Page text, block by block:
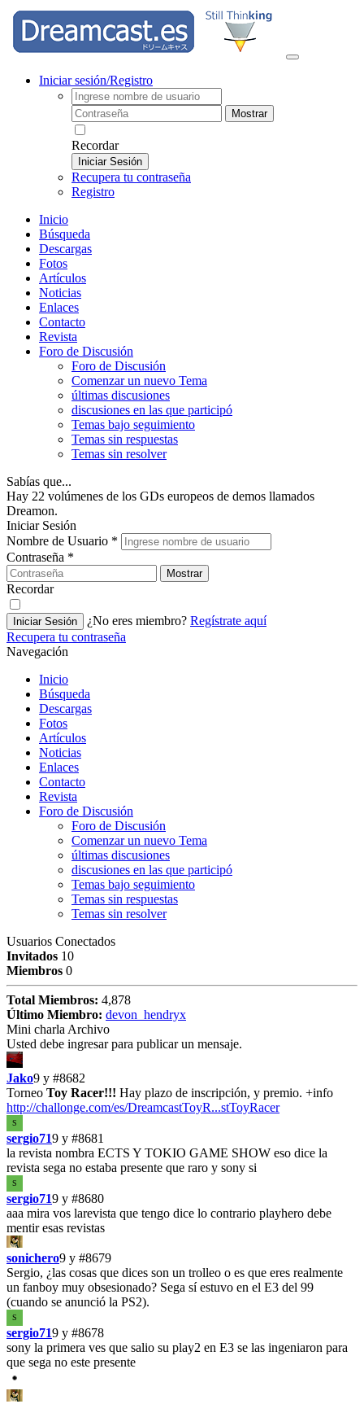
Iniciar sesión/Registro
Mostrar
Recordar
Iniciar Sesión
Recupera tu contraseña
Registro
Inicio
Búsqueda
Descargas
Fotos
Artículos
Noticias
Enlaces
Contacto
Revista
Foro de Discusión
Foro de Discusión
Comenzar un nuevo Tema
últimas discusiones
discusiones en las que participó
Temas bajo seguimiento
Temas sin respuestas
Temas sin resolver
Sabías que...
Hay 22 volúmenes de los GDs europeos de demos llamados
Dreamon.
Iniciar Sesión
Nombre de Usuario *
Contraseña *
Mostrar
Recordar
Iniciar Sesión ¿No eres miembro? Regístrate aquí
Recupera tu contraseña
Navegación
Inicio
Búsqueda
Descargas
Fotos
Artículos
Noticias
Enlaces
Contacto
Revista
Foro de Discusión
Foro de Discusión
Comenzar un nuevo Tema
últimas discusiones
discusiones en las que participó
Temas bajo seguimiento
Temas sin respuestas
Temas sin resolver
Usuarios Conectados
Invitados 10
Miembros 0
Total Miembros: 4,878
Último Miembro: devon_hendryx
Mini charla Archivo
Usted debe ingresar para publicar un mensaje.
Jako9 y #8682
Torneo Toy Racer!!! Hay plazo de inscripción, y premio. +info
http://challonge.com/es/DreamcastToyR...stToyRacer
S
sergio719 y #8681
la revista nombra ECTS Y TOKIO GAME SHOW eso dice la
revista sega no estaba presente que raro y sony si
S
sergio719 y #8680
aaa mira vos larevista que tengo dice lo contrario playhero debe
mentir esas revistas
sonichero9 y #8679
Sergio, ¿las cosas que dices son un trolleo o es que eres realmente
un fanboy muy obsesionado? Sega sí estuvo en el E3 del 99
(cuando se anunció la PS2).
S
sergio719 y #8678
sony la primera ves que salio su play2 en E3 se las ingeniaron para
que sega no este presente